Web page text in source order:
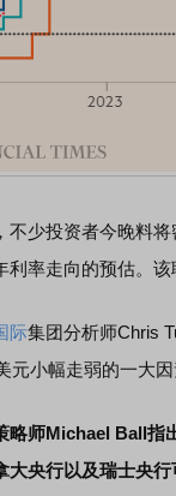
投资者今晚料将
利率走向的预估。
际集团分析师Chris
元小幅走弱的一大因
略师Michael Ball指
大央行以及瑞士央